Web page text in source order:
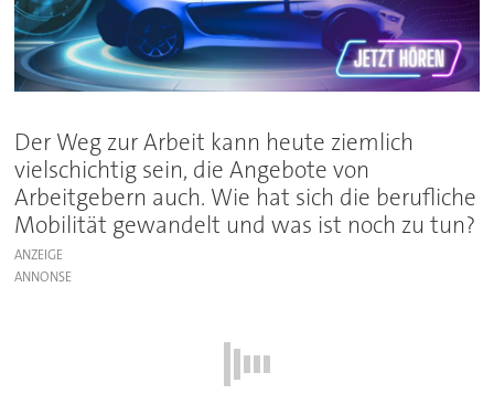
Der Weg zur Arbeit kann heute ziemlich
vielschichtig sein, die Angebote von
Arbeitgebern auch. Wie hat sich die berufliche
Mobilität gewandelt und was ist noch zu tun?
ANZEIGE